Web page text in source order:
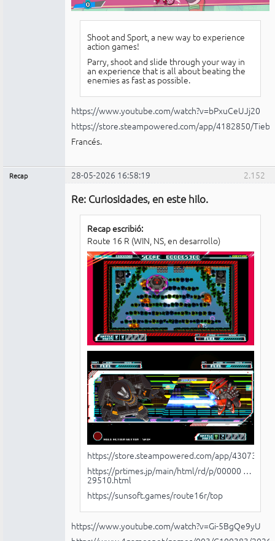
Shoot and Sport, a new way to experience
action games!
Parry, shoot and slide through your way in
an experience that is all about beating the
enemies as fast as possible.
https://www.youtube.com/watch?v=bPxuCeUJj20
https://store.steampowered.com/app/4182850/
Francés.
2.152
Recap 28-05-2026 16:58:19
Re: Curiosidades, en este hilo.
Recap escribió:
Route 16 R (WIN, NS, en desarrollo)
https://store.steampowered.com/app/4307330/
https://prtimes.jp/main/html/rd/p/00000 …
29510.html
https://sunsoft.games/route16r/top
https://www.youtube.com/watch?v=Gi-5BgQe9yU